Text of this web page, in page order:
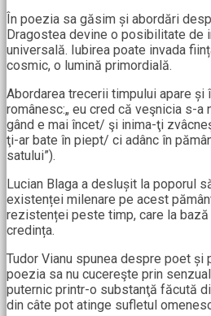
În poezia sa găsim și abordări
Dragostea devine o posibilitate de
universală. Iubirea poate invada
cosmic, o lumină primordială.
Abordarea trecerii timpului apare și
românesc:„ eu cred că veşnicia s-
gând e mai încet/ şi inima-ţi
ţi-ar bate în piept/ ci adânc în
satului”).
Lucian Blaga a deslușit la poporul
existenței milenare pe acest
rezistenței peste timp, care la
credința.
Tudor Vianu spunea despre poet și
poezia sa nu cucereşte prin
puternic printr-o substanţă făcută
din câte pot atinge sufletul